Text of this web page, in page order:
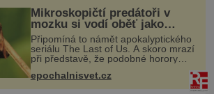
Mikroskopičtí predátoři v
mozku si vodí oběť jako
loutku
Připomíná to námět apokalyptického
seriálu The Last of Us. A skoro mrazí
při představě, že podobné horory
probíhají v přírodě běžně – s tím
rozdílem, že nejde pouze o infekce
parazitickou houbou a že
epochalnisvet.cz